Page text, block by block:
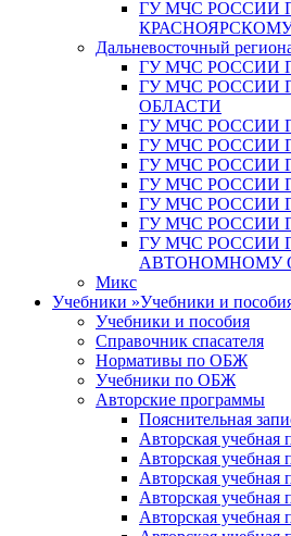
ГУ МЧС РОССИИ
Дальневосточный
ГУ МЧС РОССИИ
ГУ МЧС РОССИИ
ОБЛАСТИ
ГУ МЧС РОССИИ
ГУ МЧС РОССИИ
ГУ МЧС РОССИИ
ГУ МЧС РОССИИ
ГУ МЧС РОССИИ
ГУ МЧС РОССИИ
ГУ МЧС РОССИИ
АВТОНОМНОМУ
Микс
Учебники »Учебники и
Учебники и пособия
Справочник спасателя
Нормативы по ОБЖ
Учебники по ОБЖ
Авторские программы
Пояснительная
Авторская учебная
Авторская учебная
Авторская учебная
Авторская учебная
Авторская учебная